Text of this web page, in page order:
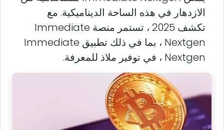
الازدهار في هذه الساحة الديناميكية. مع
تكشف 2025 ، تستمر منصة Immediate
Nextgen ، بما في ذلك تطبيق Immediate
Nextgen ، في توفير ملاذ للمعرفة.